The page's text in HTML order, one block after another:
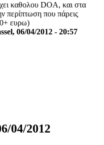
καθολου DOA, και στα
περίπτωση που πάρεις
ευρω)
06/04/2012 - 20:57
04/2012